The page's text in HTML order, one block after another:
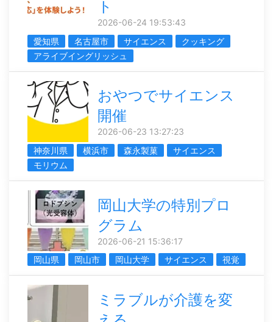
ト
2026-06-24 19:53:43
愛知県
名古屋市 サイエンス
クッキング
アライブイングリッシュ
おやつでサイエンス
開催
2026-06-23 13:27:23
神奈川県
横浜市 森永製菓
サイエンス
モリウム
岡山大学の特別プロ
グラム
2026-06-21 15:36:17
岡山県
岡山市 岡山大学 サイエンス 視覚
ミラブルが介護を変